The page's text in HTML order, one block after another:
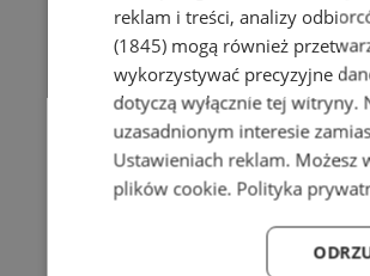
reklam i treści, analizy
(1845)mogą również
wykorzystywać precyzyjne
dotyczą wyłącznie tej
uzasadnionym interesie
Ustawieniach reklam. Możesz
plików cookie. Polityka